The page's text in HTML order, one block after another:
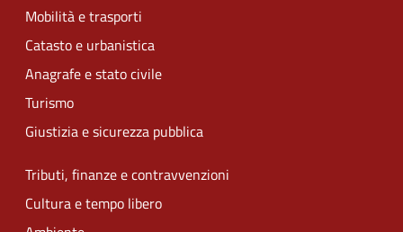
Mobilità e trasporti
Catasto e urbanistica
Anagrafe e stato civile
Turismo
Giustizia e sicurezza pubblica
Tributi, finanze e contravvenzioni
Cultura e tempo libero